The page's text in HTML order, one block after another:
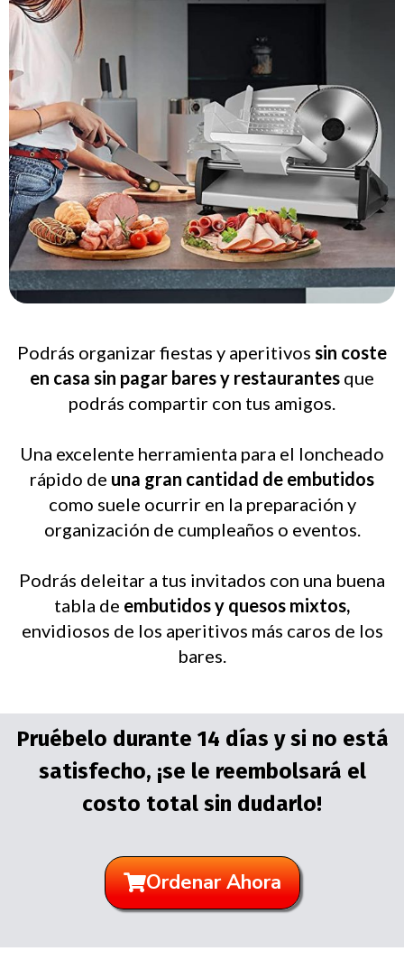
Podrás organizar fiestas y aperitivos sin coste
en casa sin pagar bares y restaurantes que
podrás compartir con tus amigos.
Una excelente herramienta para el loncheado
rápido de una gran cantidad de embutidos
como suele ocurrir en la preparación y
organización de cumpleaños o eventos.
Podrás deleitar a tus invitados con una buena
tabla de embutidos y quesos mixtos,
envidiosos de los aperitivos más caros de los
bares.
Pruébelo durante 14 días y si no está
satisfecho, ¡se le reembolsará el
costo total sin dudarlo!
Ordenar Ahora